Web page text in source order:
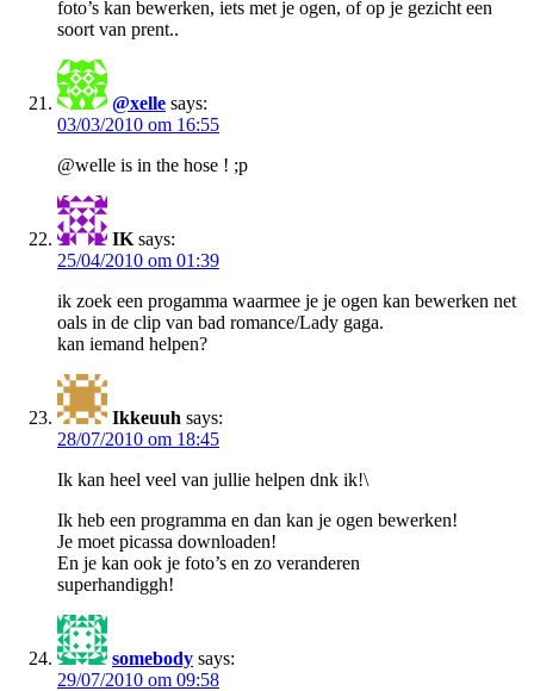
foto’s kan bewerken, iets met je ogen, of op je gezicht een
soort van prent..
@xelle says:
03/03/2010 om 16:55
@welle is in the hose ! ;p
IK says:
25/04/2010 om 01:39
ik zoek een progamma waarmee je je ogen kan bewerken net
oals in de clip van bad romance/Lady gaga.
kan iemand helpen?
Ikkeuuh says:
28/07/2010 om 18:45
Ik kan heel veel van jullie helpen dnk ik!\
Ik heb een programma en dan kan je ogen bewerken!
Je moet picassa downloaden!
En je kan ook je foto’s en zo veranderen
superhandiggh!
somebody says:
29/07/2010 om 09:58